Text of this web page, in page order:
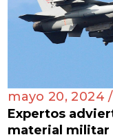
mayo 20, 2024 /
Expertos
material militar